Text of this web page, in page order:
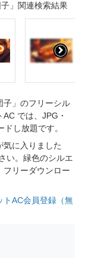
」関連検索結果
子」のフリーシル
では、JPG・
し放題です。
気に入りました
い。緑色のシルエ
フリーダウンロー
トAC会員登録（無